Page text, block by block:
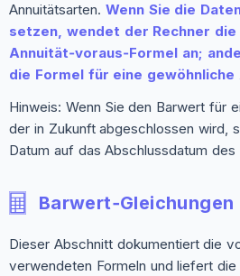
Annuitätsarten. Wenn Sie die
setzen, wendet der Rechner die
Annuität‑voraus‑Formel an;
die Formel für eine gewöhnliche
Hinweis: Wenn Sie den Barwert für
der in Zukunft abgeschlossen wird,
Datum auf das Abschlussdatum
Barwert‑Gleichungen
Dieser Abschnitt dokumentiert die
verwendeten Formeln und liefert